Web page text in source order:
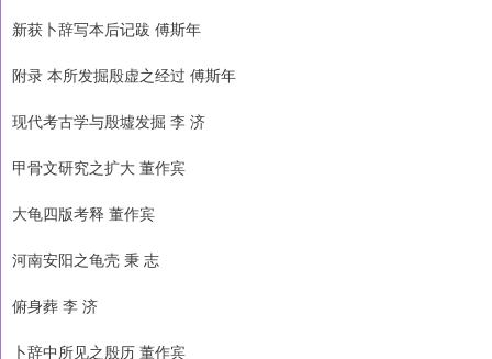
新获卜辞写本后记跋 傅斯年
附录 本所发掘殷虚之经过 傅斯年
现代考古学与殷墟发掘 李 济
甲骨文研究之扩大 董作宾
大龟四版考释 董作宾
河南安阳之龟壳 秉 志
俯身葬 李 济
卜辞中所见之殷历 董作宾